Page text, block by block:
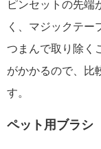
ピンセットの先端
く、マジックテー
つまんで取り除く
がかかるので、比
す。
ペット用ブラシ